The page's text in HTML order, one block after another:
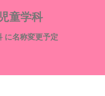
童学科
に名称変更予定